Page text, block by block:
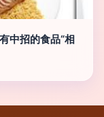
中招的食品“相